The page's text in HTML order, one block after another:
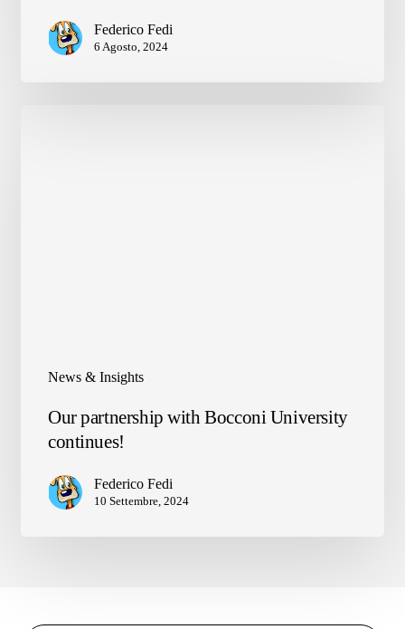
Global
Federico Fedi
6 Agosto, 2024
News & Insights
partnership
University
continues!
Our partnership with Bocconi University
continues!
Federico Fedi
10 Settembre, 2024